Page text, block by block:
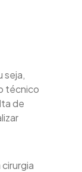
seja,
técnico
de